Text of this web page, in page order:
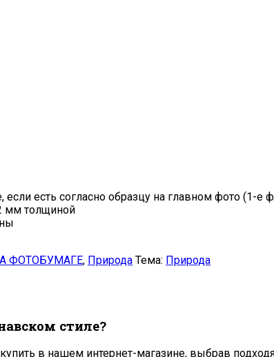
есть согласно образцу на главном фото (1-е
мм толщиной
ФОТОБУМАГЕ, Природа Тема: Природа
стиле?
в нашем интернет-магазине, выбрав